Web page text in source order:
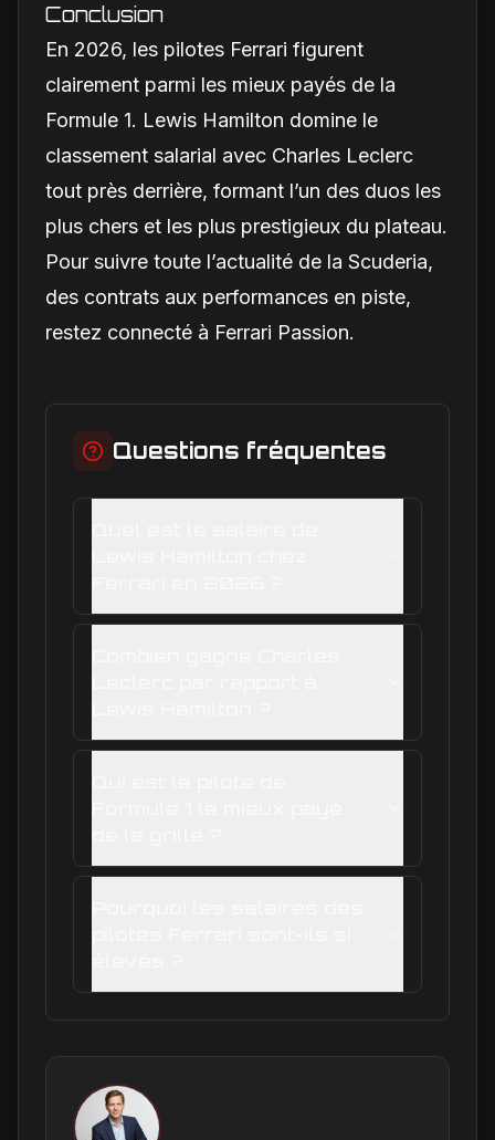
Conclusion
En 2026, les pilotes Ferrari figurent
clairement parmi les mieux payés de la
Formule 1. Lewis Hamilton domine le
classement salarial avec Charles Leclerc
tout près derrière, formant l’un des duos les
plus chers et les plus prestigieux du plateau.
Pour suivre toute l’actualité de la Scuderia,
des contrats aux performances en piste,
restez connecté à Ferrari Passion.
Questions fréquentes